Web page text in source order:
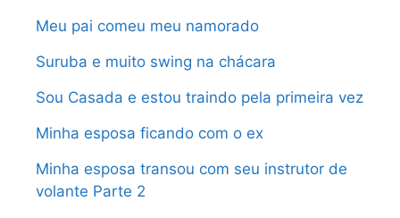
Meu pai comeu meu namorado
Suruba e muito swing na chácara
Sou Casada e estou traindo pela primeira vez
Minha esposa ficando com o ex
Minha esposa transou com seu instrutor de
volante Parte 2